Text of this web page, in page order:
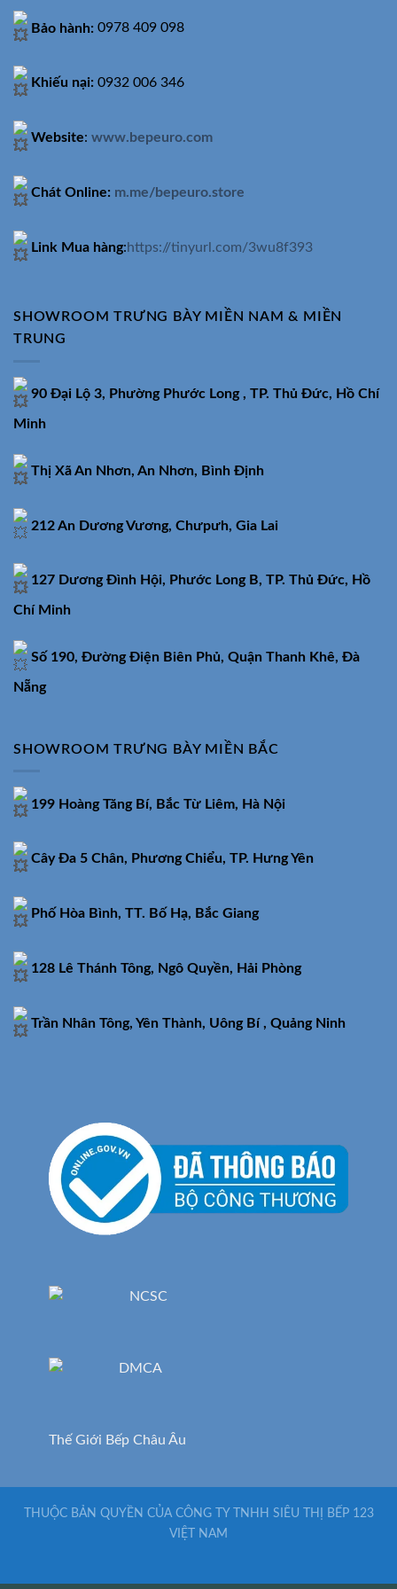
Bảo hành: 0978 409 098
Khiếu nại: 0932 006 346
Website: www.bepeuro.com
Chát Online: m.me/bepeuro.store
Link Mua hàng:https://tinyurl.com/3wu8f393
SHOWROOM TRƯNG BÀY MIỀN NAM & MIỀN
TRUNG
90 Đại Lộ 3, Phường Phước Long , TP. Thủ Đức, Hồ Chí
Minh
Thị Xã An Nhơn, An Nhơn, Bình Định
212 An Dương Vương, Chưpưh, Gia Lai
127 Dương Đình Hội, Phước Long B, TP. Thủ Đức, Hồ
Chí Minh
Số 190, Đường Điện Biên Phủ, Quận Thanh Khê, Đà
Nẵng
SHOWROOM TRƯNG BÀY MIỀN BẮC
199 Hoàng Tăng Bí, Bắc Từ Liêm, Hà Nội
Cây Đa 5 Chân, Phương Chiểu, TP. Hưng Yên
Phố Hòa Bình, TT. Bố Hạ, Bắc Giang
128 Lê Thánh Tông, Ngô Quyền, Hải Phòng
Trần Nhân Tông, Yên Thành, Uông Bí , Quảng Ninh
Thế Giới Bếp Châu Âu
THUỘC BẢN QUYỀN CỦA CÔNG TY TNHH SIÊU THỊ BẾP 123
VIỆT NAM